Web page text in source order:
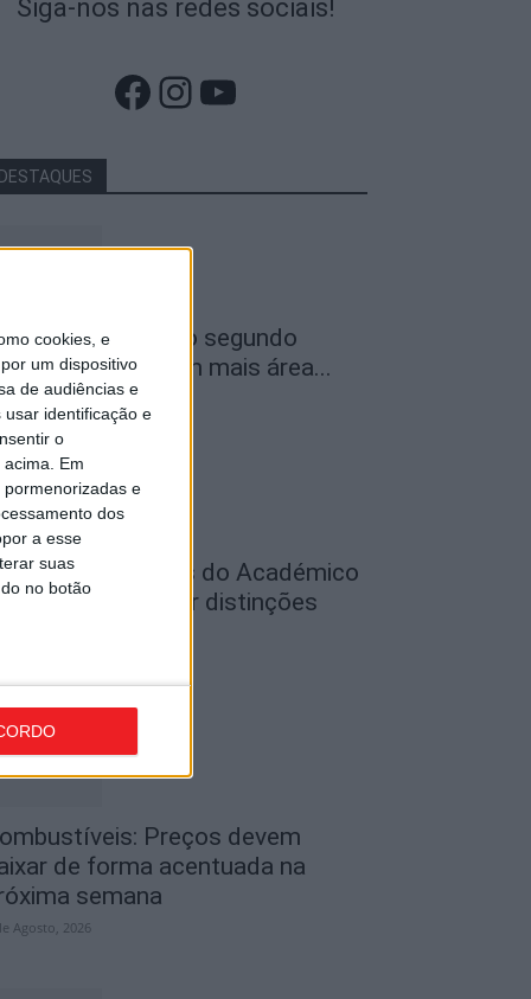
cookies, e
um dispositivo
de audiências e
identificação e
o
Em
e
dos
a esse
suas
no botão
Siga-nos nas redes sociais!
Facebook
Instagram
YouTube
Viseu é o segundo
do país com mais área...
Agosto, 2026
Jogadores do Académico
vão exibir distinções
Preços devem
de forma acentuada na
semana
Agosto, 2026